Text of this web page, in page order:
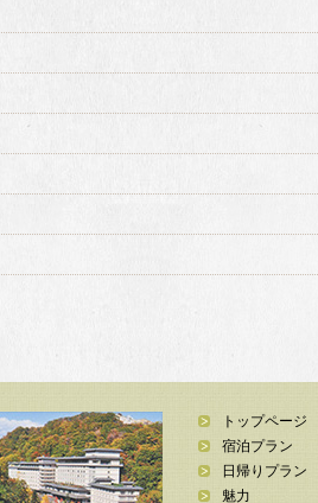
トップページ
宿泊プラン
日帰りプラン
魅力